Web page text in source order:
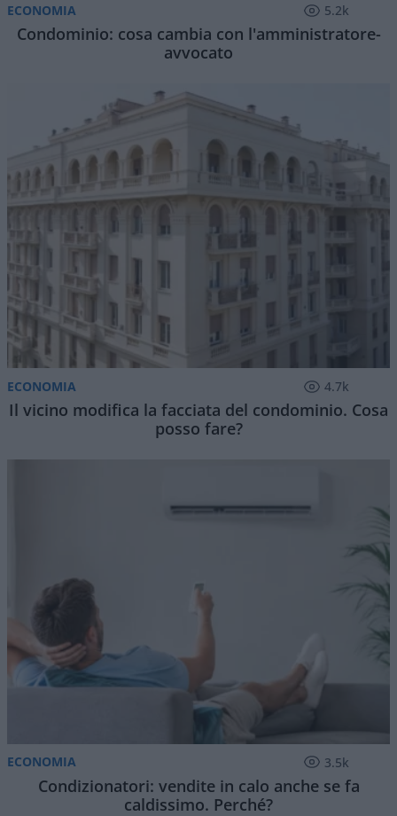
ECONOMIA 5.2k
Condominio: cosa cambia con l'amministratore-
avvocato
ECONOMIA 4.7k
Il vicino modifica la facciata del condominio. Cosa
posso fare?
ECONOMIA 3.5k
Condizionatori: vendite in calo anche se fa
caldissimo. Perché?